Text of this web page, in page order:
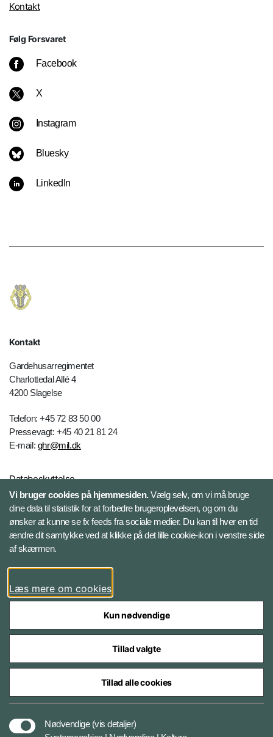
Kontakt
Følg Forsvaret
Facebook
X
Instagram
Bluesky
LinkedIn
Kontakt
Gardehusarregimentet
Charlottedal Allé 4
4200 Slagelse
Telefon: +45 72 83 50 00
Pressevagt: +45 40 21 81 24
E-mail: ghr@mil.dk
Databeskyttelse
Følg Gardehusarregimentet
Facebook
Instagram
Styrelser og myndigheder under Forsvarsministeriet
Vi bruger cookies på hjemmesiden.Vælg selv, om vi må bruge
dine data til statistik for at forbedre brugeroplevelsen, og om du
ønsker at kunne se fx feeds fra sociale medier. Du kan til hver en tid
ændre dit samtykke ved at klikke på det lille cookie-ikon i venstre side
af skærmen.
Læs mere om cookies
Kun nødvendige
Tillad valgte
Tillad alle cookies
Nødvendige (vis detaljer)